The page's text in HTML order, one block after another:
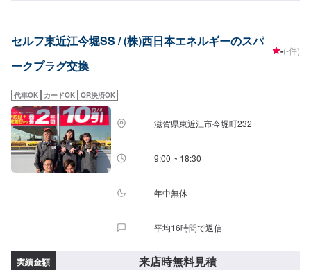
セルフ東近江今堀SS / (株)西日本エネルギーのスパ
ークプラグ交換
-(-件)
代車OK カードOK QR決済OK
滋賀県東近江市今堀町232
9:00 ~ 18:30
年中無休
平均16時間で返信
実績金額 来店時無料見積